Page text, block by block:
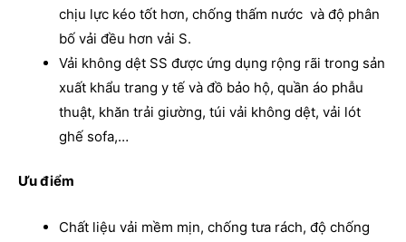
chịu​ lự​c kéo​ tốt​ hơ​n, chống thấm nước và​ đ​ộ​ phân​
bố​ vải​ đ​ều​ hơ​n vải S.
Vải không dệt SS được ứng dụng rộng rãi trong sản
xuất khẩu trang y tế và đồ bảo hộ, quần áo phẫu
thuật, khăn trải giường, túi vải không dệt, vải lót
ghế sofa,…
Ưu điểm
Chất liệu vải mềm mịn, chống tưa rách, độ chống